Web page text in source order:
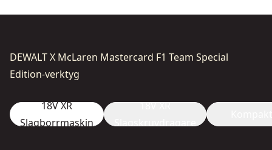
DEWALT X McLaren Mastercard F1 Team Special
Edition-verktyg
18V XR
Slagborrmaskin
18V XR
Slagskruvdragare